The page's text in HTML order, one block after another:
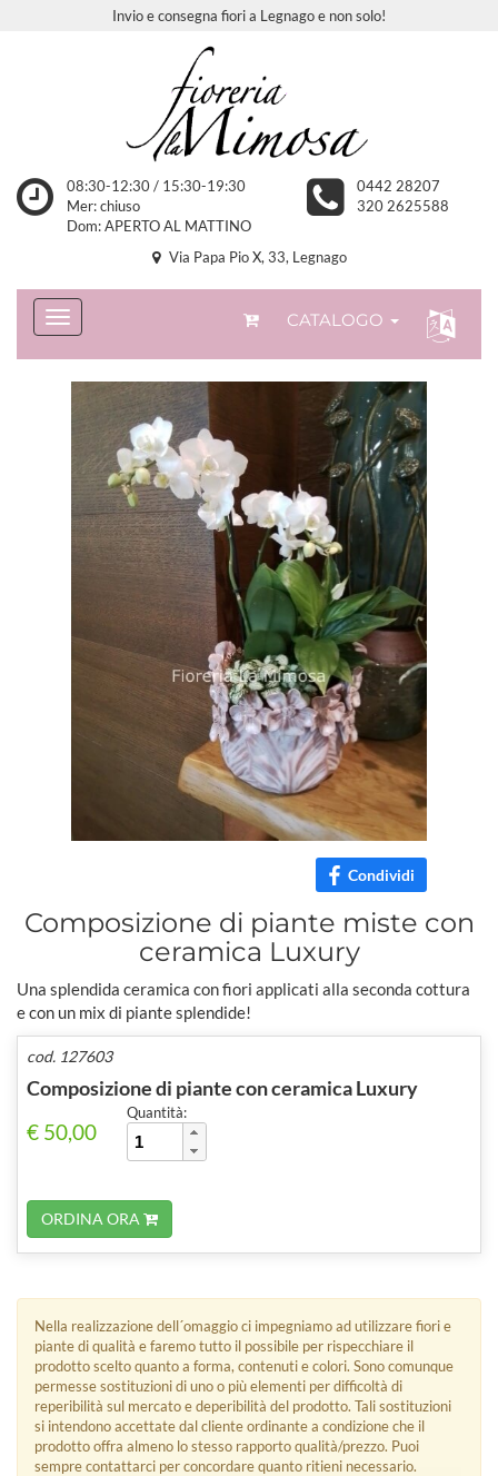
Invio e consegna fiori a Legnago e non solo!
08:30-12:30 / 15:30-19:30
Mer: chiuso
Dom: APERTO AL MATTINO
0442 28207
320 2625588
Via Papa Pio X, 33, Legnago
CATALOGO
Condividi
Composizione di piante miste con
ceramica Luxury
Una splendida ceramica con fiori applicati alla seconda cottura
e con un mix di piante splendide!
cod. 127603
Composizione di piante con ceramica Luxury
€ 50,00
Quantità:
ORDINA ORA
Nella realizzazione dell´omaggio ci impegniamo ad utilizzare fiori e
piante di qualità e faremo tutto il possibile per rispecchiare il
prodotto scelto quanto a forma, contenuti e colori. Sono comunque
permesse sostituzioni di uno o più elementi per difficoltà di
reperibilità sul mercato e deperibilità del prodotto. Tali sostituzioni
si intendono accettate dal cliente ordinante a condizione che il
prodotto offra almeno lo stesso rapporto qualità/prezzo. Puoi
sempre contattarci per concordare quanto ritieni necessario.